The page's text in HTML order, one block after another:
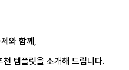
와 함께,
템플릿을 소개해 드립니다.